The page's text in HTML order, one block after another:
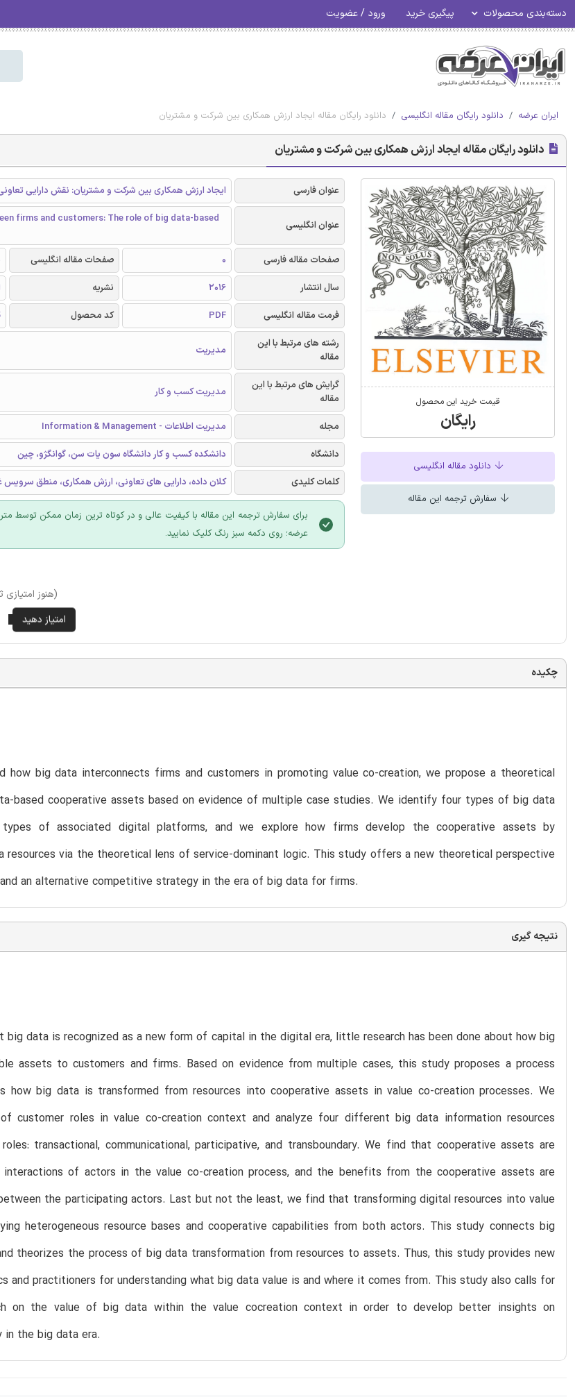
دسته‌بندی محصولات پیگیری خرید ورود / عضویت
ایران عرضه دانلود رایگان مقاله انگلیسی دانلود رایگان مقاله ایجاد ارزش همکاری بین شرکت و مشتریان
دانلود رایگان مقاله ایجاد ارزش همکاری بین شرکت و مشتریان
قیمت خرید این محصول
رایگان
دانلود مقاله انگلیسی
سفارش ترجمه این مقاله
عنوان فارسی ایجاد ارزش همکاری بین شرکت و مشتریان: نقش دارایی
عنوان انگلیسی
firms and customers: The role of big data-based
صفحات مقاله فارسی
0 صفحات مقاله انگلیسی
سال انتشار
2016 نشریه
فرمت مقاله انگلیسی
PDF کد محصول
رشته های مرتبط با این
مقاله
مدیریت
گرایش های مرتبط با این
مقاله
مدیریت کسب و کار
مجله
مدیریت اطلاعات - Information & Management
دانشگاه
دانشکده کسب و کار دانشگاه سون یات سن، گوانگژو، چین
کلمات کلیدی
کلان داده، دارایی های تعاونی، ارزش همکاری، منطق سرویس
برای سفارش ترجمه این مقاله با کیفیت عالی و در کوتاه ترین زمان ممکن توسط
عرضه؛ روی دکمه سبز رنگ کلیک نمایید.
(هنوز
چکیده
how big data interconnects firms and customers in promoting value co-creation, we propose a theoretical
based cooperative assets based on evidence of multiple case studies. We identify four types of big data
types of associated digital platforms, and we explore how firms develop the cooperative assets by
resources via the theoretical lens of service-dominant logic. This study offers a new theoretical perspective
an alternative competitive strategy in the era of big data for firms.
نتیجه گیری
data is recognized as a new form of capital in the digital era, little research has been done about how big
assets to customers and firms. Based on evidence from multiple cases, this study proposes a process
how big data is transformed from resources into cooperative assets in value co-creation processes. We
customer roles in value co-creation context and analyze four different big data information resources
transactional, communicational, participative, and transboundary. We find that cooperative assets are
of actors in the value co-creation process, and the benefits from the cooperative assets are
the participating actors. Last but not the least, we find that transforming digital resources into value
heterogeneous resource bases and cooperative capabilities from both actors. This study connects big
theorizes the process of big data transformation from resources to assets. Thus, this study provides new
and practitioners for understanding what big data value is and where it comes from. This study also calls for
on the value of big data within the value cocreation context in order to develop better insights on
the big data era.